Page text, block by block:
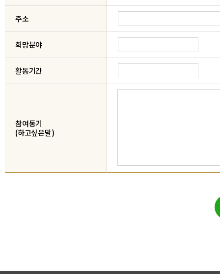
주소
희망분야
활동기간
참여동기
(하고싶은말)